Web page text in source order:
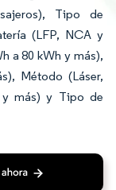
Tipo de
(LFP, NCA y
a 80 kWh y más),
Método (Láser,
y más) y Tipo de